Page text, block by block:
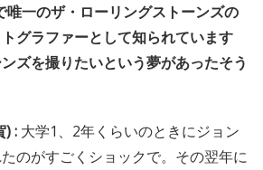
一のザ・ローリングストーンズの
グラファーとして知られています
ズを撮りたいという夢があったそう
) : 大学1、2年くらいのときにジョン
のがすごくショックで。その翌年に